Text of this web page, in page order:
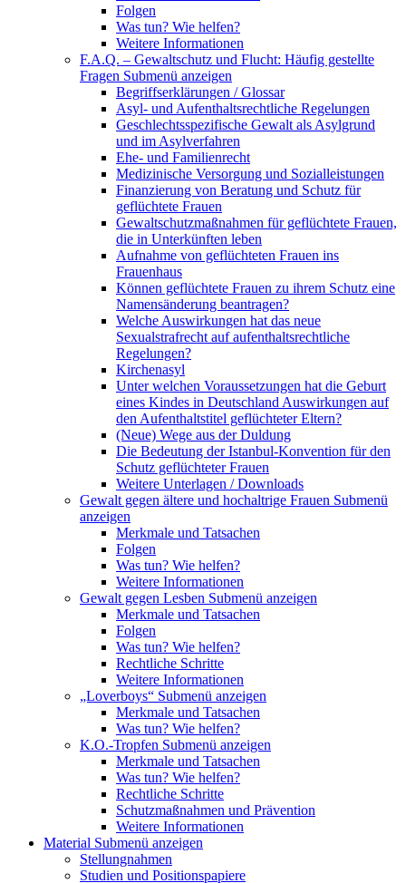
Folgen
Was tun? Wie helfen?
Weitere Informationen
F.A.Q. – Gewaltschutz und Flucht: Häufig gestellte
Fragen Submenü anzeigen
Begriffserklärungen / Glossar
Asyl- und Aufenthaltsrechtliche Regelungen
Geschlechtsspezifische Gewalt als Asylgrund
und im Asylverfahren
Ehe- und Familienrecht
Medizinische Versorgung und Sozialleistungen
Finanzierung von Beratung und Schutz für
geflüchtete Frauen
Gewaltschutzmaßnahmen für geflüchtete Frauen,
die in Unterkünften leben
Aufnahme von geflüchteten Frauen ins
Frauenhaus
Können geflüchtete Frauen zu ihrem Schutz eine
Namensänderung beantragen?
Welche Auswirkungen hat das neue
Sexualstrafrecht auf aufenthaltsrechtliche
Regelungen?
Kirchenasyl
Unter welchen Voraussetzungen hat die Geburt
eines Kindes in Deutschland Auswirkungen auf
den Aufenthaltstitel geflüchteter Eltern?
(Neue) Wege aus der Duldung
Die Bedeutung der Istanbul-Konvention für den
Schutz geflüchteter Frauen
Weitere Unterlagen / Downloads
Gewalt gegen ältere und hochaltrige Frauen Submenü
anzeigen
Merkmale und Tatsachen
Folgen
Was tun? Wie helfen?
Weitere Informationen
Gewalt gegen Lesben Submenü anzeigen
Merkmale und Tatsachen
Folgen
Was tun? Wie helfen?
Rechtliche Schritte
Weitere Informationen
„Loverboys“ Submenü anzeigen
Merkmale und Tatsachen
Was tun? Wie helfen?
K.O.-Tropfen Submenü anzeigen
Merkmale und Tatsachen
Was tun? Wie helfen?
Rechtliche Schritte
Schutzmaßnahmen und Prävention
Weitere Informationen
Material Submenü anzeigen
Stellungnahmen
Studien und Positionspapiere